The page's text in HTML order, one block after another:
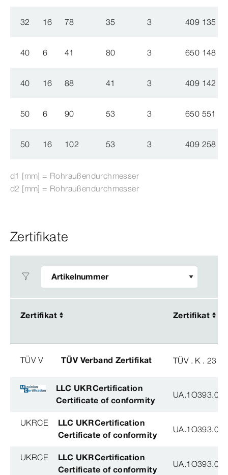
32 16 78 35 3 409 135
40 6 41 80 3 650 148
40 16 88 41 3 409 142
50 6 90 53 3 650 551
50 16 102 53 3 409 258
d1 [mm] = Rohraußendurchmesser
d2 [mm] = Rohraußendurchmesser
Zertifikate
Zertifikat Zertifikat
Zertifikat Zertifikat
TÜV V TÜV Verband Zertifikat TÜV . K . 23 -
LLC UKRCertification
Certificate of conformity
UKRCE
LLC UKRCertification
Certificate of conformity
UKRCE
LLC UKRCertification
Certificate of conformity